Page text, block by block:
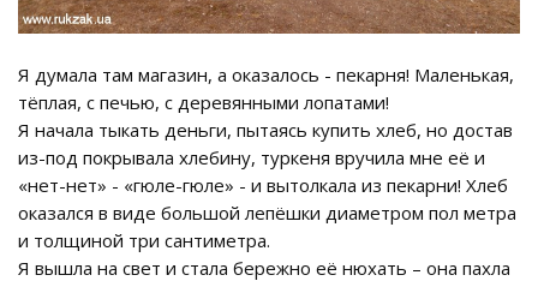
Я думала там магазин, а оказалось - пекарня! Маленькая,
тёплая, с печью, с деревянными лопатами!
Я начала тыкать деньги, пытаясь купить хлеб, но достав
из-под покрывала хлебину, туркеня вручила мне её и
«нет-нет» - «гюле-гюле» - и вытолкала из пекарни! Хлеб
оказался в виде большой лепёшки диаметром пол метра
и толщиной три сантиметра.
Я вышла на свет и стала бережно её нюхать – она пахла